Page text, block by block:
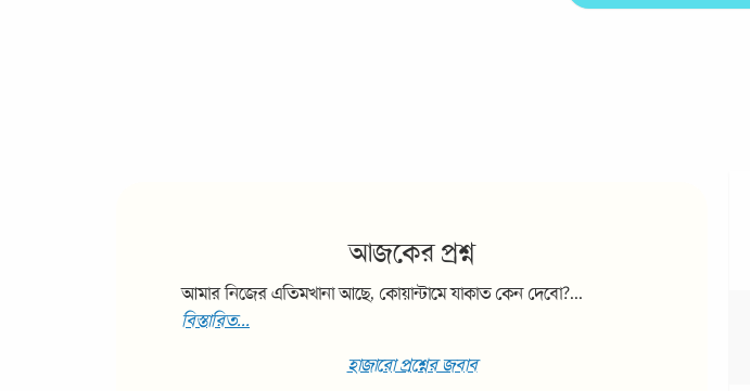
আজকের প্রশ্ন
আমার নিজের এতিমখানা আছে, কোয়ান্টামে যাকাত কেন দেবো?...
বিস্তারিত...
হাজারো প্রশ্নের জবাব